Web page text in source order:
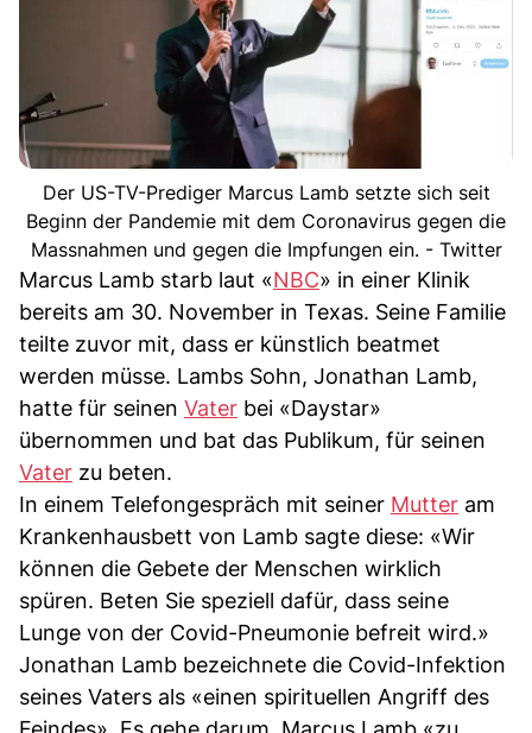
Der US-TV-Prediger Marcus Lamb setzte sich seit
Beginn der Pandemie mit dem Coronavirus gegen die
Massnahmen und gegen die Impfungen ein. - Twitter
Marcus Lamb starb laut «NBC» in einer Klinik
bereits am 30. November in Texas. Seine Familie
teilte zuvor mit, dass er künstlich beatmet
werden müsse. Lambs Sohn, Jonathan Lamb,
hatte für seinen Vater bei «Daystar»
übernommen und bat das Publikum, für seinen
Vater zu beten.
In einem Telefongespräch mit seiner Mutter am
Krankenhausbett von Lamb sagte diese: «Wir
können die Gebete der Menschen wirklich
spüren. Beten Sie speziell dafür, dass seine
Lunge von der Covid-Pneumonie befreit wird.»
Jonathan Lamb bezeichnete die Covid-Infektion
seines Vaters als «einen spirituellen Angriff des